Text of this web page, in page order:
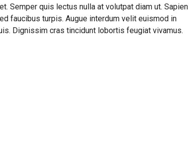
Semper quis lectus nulla at volutpat diam ut. Sapien
faucibus turpis. Augue interdum velit euismod in
Dignissim cras tincidunt lobortis feugiat vivamus.